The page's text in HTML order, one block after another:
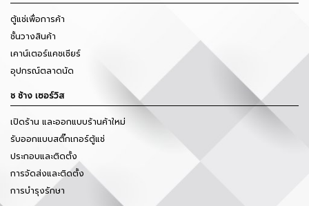
ตู้แช่เพื่อการค้า
ชั้นวางสินค้า
เคาน์เตอร์แคชเชียร์
อุปกรณ์ตลาดนัด
ช ช้าง เซอร์วิส
เปิดร้าน และออกแบบร้านค้าใหม่
รับออกแบบสติ๊กเกอร์ตู้แช่
ประกอบและติดตั้ง
การจัดส่งและติดตั้ง
การบำรุงรักษา